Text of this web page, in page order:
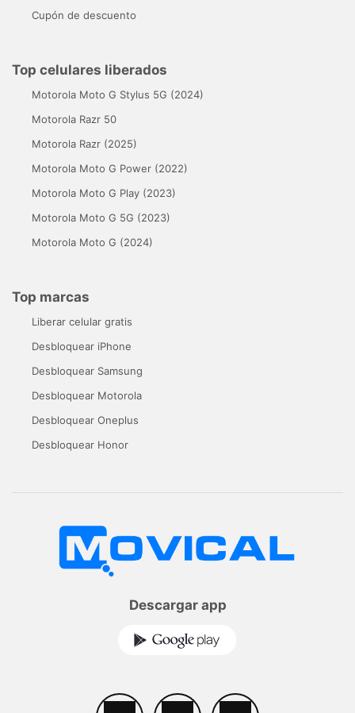
Cupón de descuento
Top celulares liberados
Motorola Moto G Stylus 5G (2024)
Motorola Razr 50
Motorola Razr (2025)
Motorola Moto G Power (2022)
Motorola Moto G Play (2023)
Motorola Moto G 5G (2023)
Motorola Moto G (2024)
Top marcas
Liberar celular gratis
Desbloquear iPhone
Desbloquear Samsung
Desbloquear Motorola
Desbloquear Oneplus
Desbloquear Honor
Descargar app